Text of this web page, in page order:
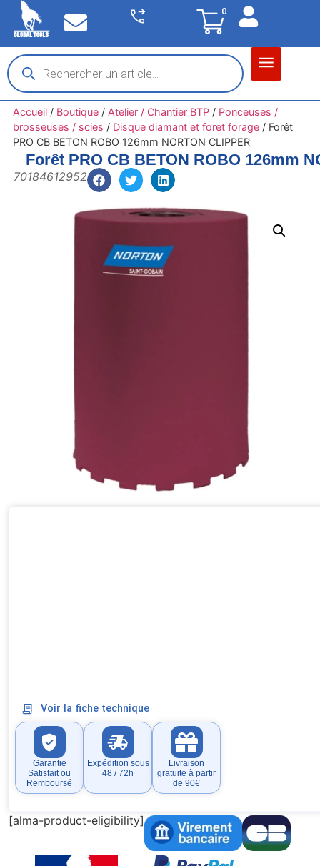
0
Accueil/ Boutique/ Atelier / Chantier BTP/ Ponceuses /
brosseuses / scies / Disque diamant et foret forage/ Forêt
PRO CB BETON ROBO 126mm NORTON CLIPPER
Forêt PRO CB BETON ROBO 126mm
70184612952
Voir la fiche technique
Garantie
Satisfait ou
Remboursé
Expédition sous
48 / 72h
Livraison
gratuite à partir
de 90€
[alma-product-eligibility]